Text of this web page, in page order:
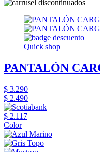
Quick shop
PANTALÓN
$ 3.290
$ 2.490
$ 2.117
Color